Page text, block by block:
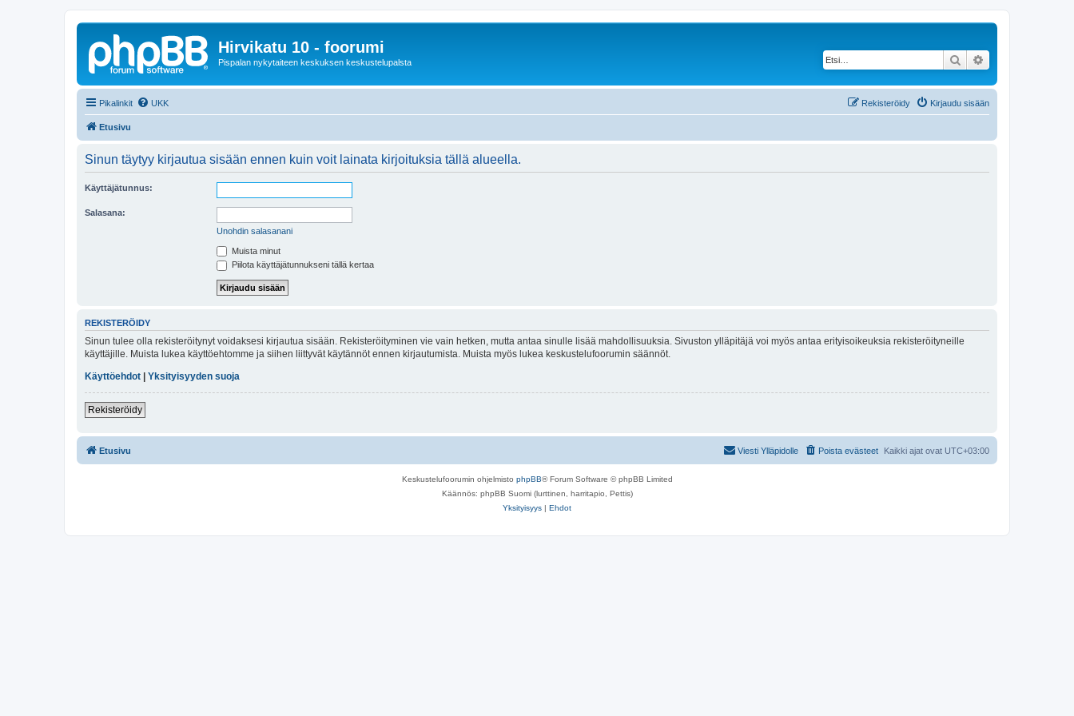
Hirvikatu 10 - foorumi
Pispalan nykytaiteen keskuksen keskustelupalsta Etsi
Pikalinkit UKK Kirjaudu sisään
Rekisteröidy
Etusivu
Sinun täytyy kirjautua sisään ennen kuin voit lainata kirjoituksia tällä alueella.
Käyttäjätunnus:
Salasana:
Unohdin salasanani
Muista minut
Piilota käyttäjätunnukseni tällä kertaa
REKISTERÖIDY
Sinun tulee olla rekisteröitynyt voidaksesi kirjautua sisään. Rekisteröityminen vie vain hetken, mutta antaa sinulle lisää mahdollisuuksia. Sivuston ylläpitäjä voi myös antaa erityisoikeuksia rekisteröityneille
käyttäjille. Muista lukea käyttöehtomme ja siihen liittyvät käytännöt ennen kirjautumista. Muista myös lukea keskustelufoorumin säännöt.
Käyttöehdot
Yksityisyyden suoja
Rekisteröidy
Etusivu Kaikki ajat ovat UTC+03:00
Poista evästeet
Viesti Ylläpidolle
Keskustelufoorumin ohjelmisto phpBB® Forum Software © phpBB Limited
Käännös: phpBB Suomi (lurttinen, harritapio, Pettis)
Yksityisyys | Ehdot